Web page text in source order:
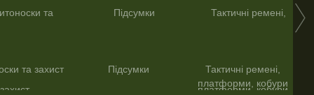
та захист Підсумки
Тактичні ремені,
платформи, кобури